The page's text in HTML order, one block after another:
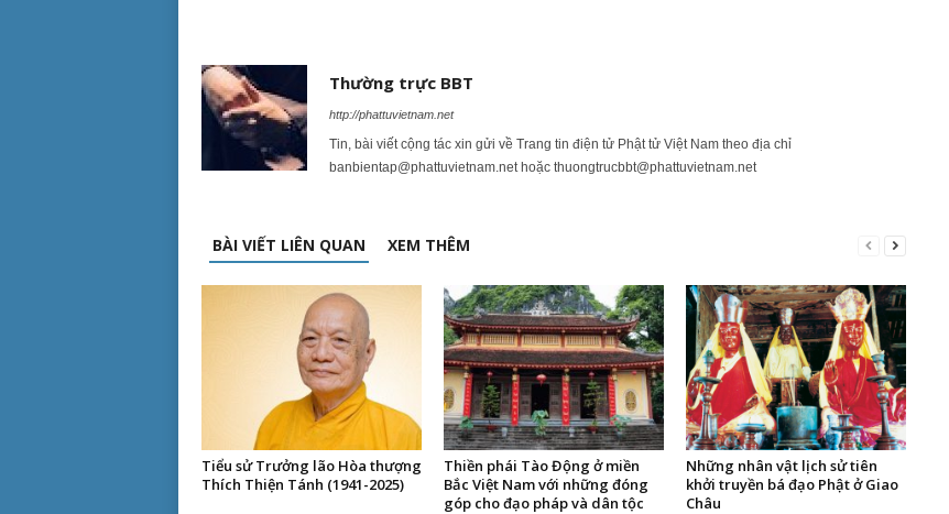
Thường trực BBT
http://phattuvietnam.net
Tin, bài viết cộng tác xin gửi về Trang tin điện tử Phật tử Việt Nam theo địa chỉ
banbientap@phattuvietnam.nethoặc thuongtrucbbt@phattuvietnam.net
BÀI VIẾT LIÊN QUAN XEM THÊM
Tiểu sử Trưởng lão Hòa thượng
Thích Thiện Tánh (1941-2025)
Thiền phái Tào Động ở miền
Bắc Việt Nam với những đóng
góp cho đạo pháp và dân tộc
Những nhân vật lịch sử tiên
khởi truyền bá đạo Phật ở Giao
Châu